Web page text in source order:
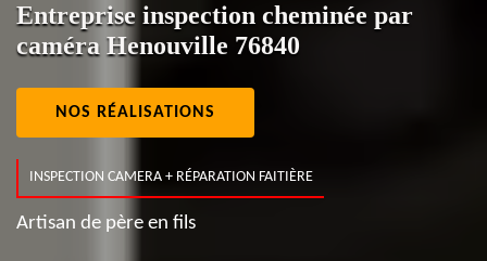
Entreprise inspection cheminée par
caméra Henouville 76840
NOS RÉALISATIONS
INSPECTION CAMERA + RÉPARATION FAITIÈRE
Artisan de père en fils